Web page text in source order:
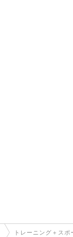
トレーニング＋ス